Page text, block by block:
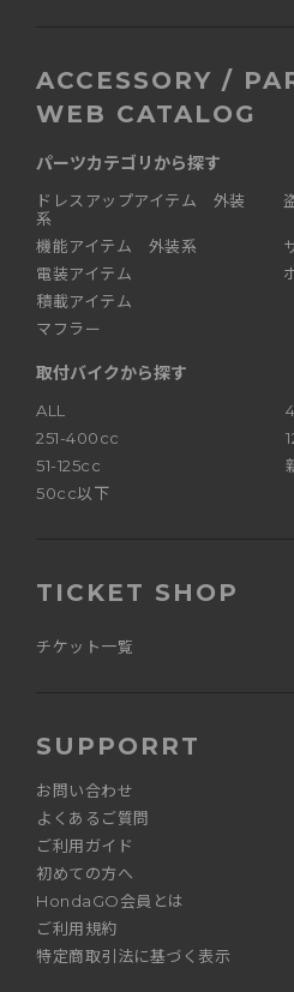
ACCESSORY /
WEB CATALOG
パーツカテゴリから探す
ドレスアップアイテム 外装
系
機能アイテム 外装系
電装アイテム
積載アイテム
マフラー
取付バイクから探す
ALL
251-400cc
51-125cc
50cc以下
TICKET SHOP
チケット一覧
SUPPORRT
お問い合わせ
よくあるご質問
ご利用ガイド
初めての方へ
HondaGO会員とは
ご利用規約
特定商取引法に基づく表示